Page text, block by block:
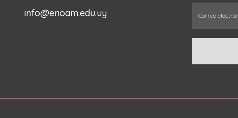
info@enoam.edu.uy